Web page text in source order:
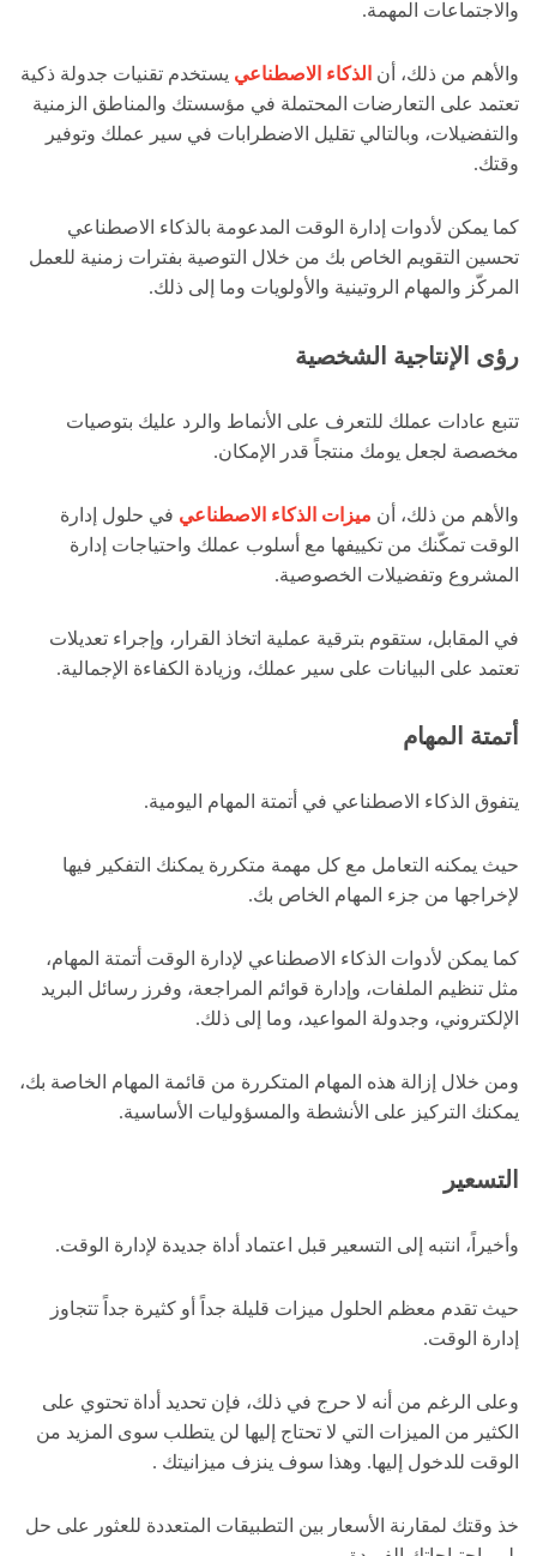
والاجتماعات المهمة.
والأهم من ذلك، أن الذكاء الاصطناعي يستخدم تقنيات جدولة ذكية
تعتمد على التعارضات المحتملة في مؤسستك والمناطق الزمنية
والتفضيلات، وبالتالي تقليل الاضطرابات في سير عملك وتوفير
وقتك.
كما يمكن لأدوات إدارة الوقت المدعومة بالذكاء الاصطناعي
تحسين التقويم الخاص بك من خلال التوصية بفترات زمنية للعمل
المركّز والمهام الروتينية والأولويات وما إلى ذلك.
رؤى الإنتاجية الشخصية
تتبع عادات عملك للتعرف على الأنماط والرد عليك بتوصيات
مخصصة لجعل يومك منتجاً قدر الإمكان.
والأهم من ذلك، أن ميزات الذكاء الاصطناعي في حلول إدارة
الوقت تمكّنك من تكييفها مع أسلوب عملك واحتياجات إدارة
المشروع وتفضيلات الخصوصية.
في المقابل، ستقوم بترقية عملية اتخاذ القرار، وإجراء تعديلات
تعتمد على البيانات على سير عملك، وزيادة الكفاءة الإجمالية.
أتمتة المهام
يتفوق الذكاء الاصطناعي في أتمتة المهام اليومية.
حيث يمكنه التعامل مع كل مهمة متكررة يمكنك التفكير فيها
لإخراجها من جزء المهام الخاص بك.
كما يمكن لأدوات الذكاء الاصطناعي لإدارة الوقت أتمتة المهام،
مثل تنظيم الملفات، وإدارة قوائم المراجعة، وفرز رسائل البريد
الإلكتروني، وجدولة المواعيد، وما إلى ذلك.
ومن خلال إزالة هذه المهام المتكررة من قائمة المهام الخاصة بك،
يمكنك التركيز على الأنشطة والمسؤوليات الأساسية.
التسعير
وأخيراً، انتبه إلى التسعير قبل اعتماد أداة جديدة لإدارة الوقت.
حيث تقدم معظم الحلول ميزات قليلة جداً أو كثيرة جداً تتجاوز
إدارة الوقت.
وعلى الرغم من أنه لا حرج في ذلك، فإن تحديد أداة تحتوي على
الكثير من الميزات التي لا تحتاج إليها لن يتطلب سوى المزيد من
الوقت للدخول إليها. وهذا سوف ينزف ميزانيتك .
خذ وقتك لمقارنة الأسعار بين التطبيقات المتعددة للعثور على حل